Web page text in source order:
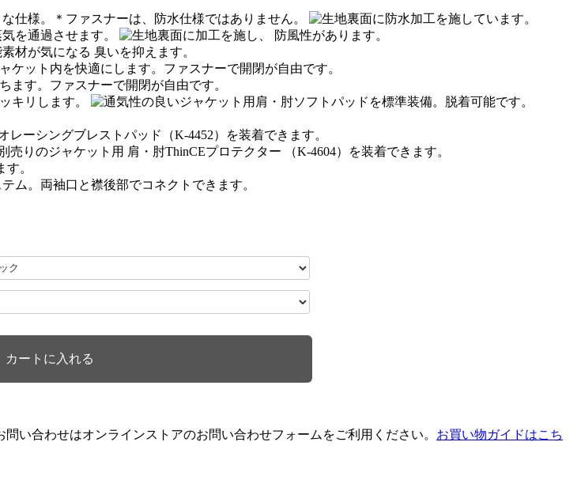
い合わせはオンラインストアのお問い合わせフォームをご利用ください。 お買い物ガイドはこち